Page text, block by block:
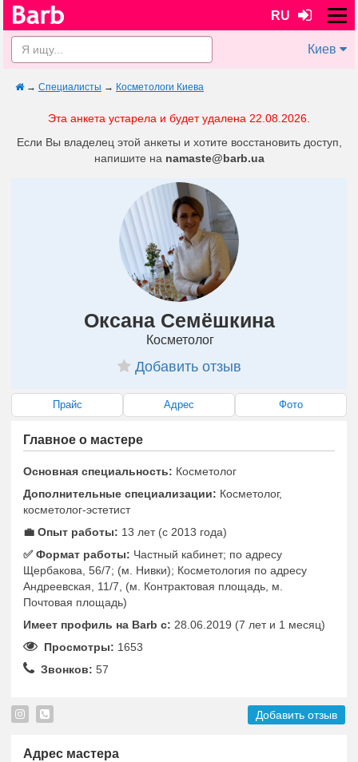
RU
Киев
→ Специалисты → Косметологи Киева
Эта анкета устарела и будет удалена 22.08.2026.
Если Вы владелец этой анкеты и хотите восстановить доступ,
напишите на namaste@barb.ua
Оксана Семёшкина
Косметолог
Добавить отзыв
Прайс Адрес Фото
Главное о мастере
Основная специальность: Косметолог
Дополнительные специализации: Косметолог,
косметолог-эстетист
💼 Опыт работы: 13 лет (с 2013 года)
✅️ Формат работы: Частный кабинет; по адресу
Щербакова, 56/7; (м. Нивки); Косметология по адресу
Андреевская, 11/7, (м. Контрактовая площадь, м.
Почтовая площадь)
Имеет профиль на Barb c: 28.06.2019 (7 лет и 1 месяц)
Просмотры: 1653
Звонков: 57
Добавить отзыв
Адрес мастера